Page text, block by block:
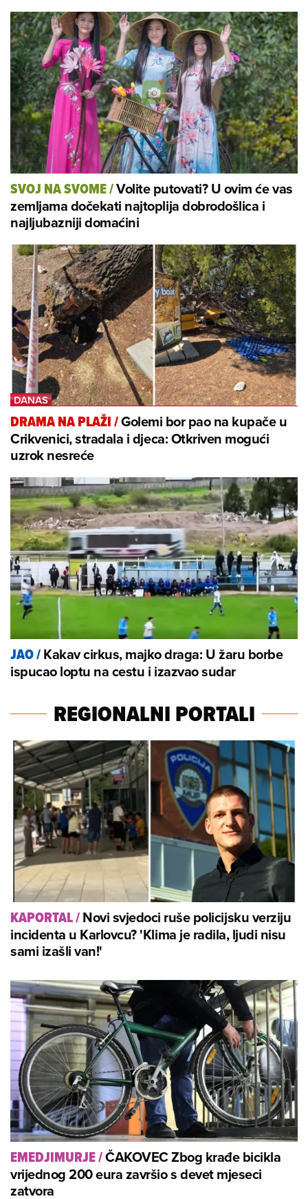
SVOJ NA SVOME/Volite putovati? U ovim će vas
zemljama dočekati najtoplija dobrodošlica i
najljubazniji domaćini
DRAMA NA PLAŽI/Golemi bor pao na kupače u
Crikvenici, stradala i djeca: Otkriven mogući
uzrok nesreće
JAO/Kakav cirkus, majko draga: U žaru borbe
ispucao loptu na cestu i izazvao sudar
REGIONALNI PORTALI
KAPORTAL/Novi svjedoci ruše policijsku verziju
incidenta u Karlovcu? 'Klima je radila, ljudi nisu
sami izašli van!'
EMEDJIMURJE/ČAKOVEC Zbog krađe bicikla
vrijednog 200 eura završio s devet mjeseci
zatvora